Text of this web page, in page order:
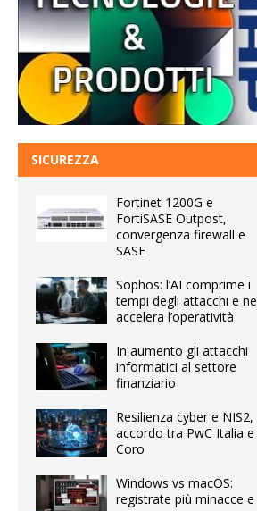
SICUREZZA
Fortinet 1200G e
FortiSASE Outpost,
convergenza firewall e
SASE
Sophos: l’AI comprime i
tempi degli attacchi e ne
accelera l’operatività
In aumento gli attacchi
informatici al settore
finanziario
Resilienza cyber e NIS2,
accordo tra PwC Italia e
Coro
Windows vs macOS:
registrate più minacce e